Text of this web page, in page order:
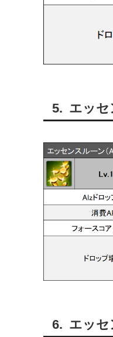
エッセ
エッセ